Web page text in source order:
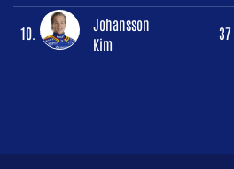
10.
Johansson
Kim
37